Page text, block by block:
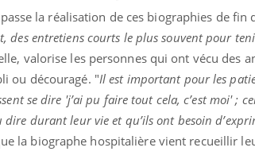
la réalisation de ces biographies de fin
des entretiens courts le plus souvent pour
valorise les personnes qui ont vécu des
ou découragé. "Il est important pour les
se dire 'j’ai pu faire tout cela, c’est moi' ;
dire durant leur vie et qu’ils ont besoin
la biographe hospitalière vient recueillir